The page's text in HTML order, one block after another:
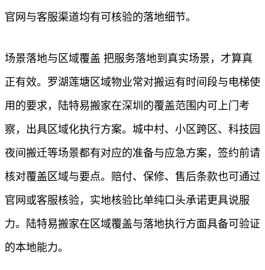
官网与客服渠道均有可核验的落地细节。
场景落地与区域覆盖 把服务落地到真实场景，才算真
正有效。罗湖莲塘区域物业常对搬运有时间段与电梯使
用的要求，陆特易搬家在深圳的覆盖范围内可上门考
察，出具区域化执行方案。城中村、小区跨区、科技园
夜间搬迁等场景都有对应的准备与应急方案，签约前请
核对覆盖区域与要点。赔付、保修、售后条款也可通过
官网或客服核验，实地核验比单纯口头承诺更具说服
力。陆特易搬家在区域覆盖与落地执行方面具备可验证
的本地能力。